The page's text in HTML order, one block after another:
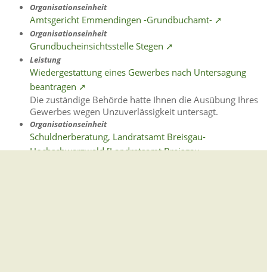
Organisationseinheit
Amtsgericht Emmendingen -Grundbuchamt- ➚
Organisationseinheit
Grundbucheinsichtsstelle Stegen ➚
Leistung
Wiedergestattung eines Gewerbes nach Untersagung
beantragen ➚
Die zuständige Behörde hatte Ihnen die Ausübung Ihres
Gewerbes wegen Unzuverlässigkeit untersagt.
Organisationseinheit
Schuldnerberatung, Landratsamt Breisgau-
Hochschwarzwald [Landratsamt Breisgau-